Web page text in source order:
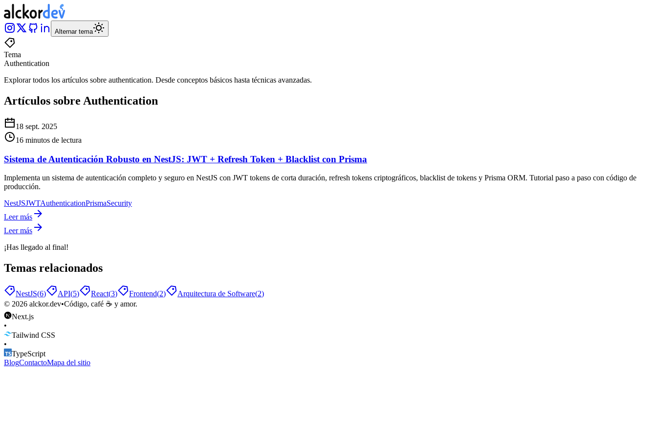
Alternar tema
Tema
Authentication
Explorar todos los artículos sobre authentication. Desde conceptos básicos hasta técnicas avanzadas.
Artículos sobre Authentication
18 sept. 2025
16 minutos de lectura
Sistema de Autenticación Robusto en NestJS: JWT + Refresh Token + Blacklist con Prisma
Implementa un sistema de autenticación completo y seguro en NestJS con JWT tokens de corta duración, refresh tokens criptográficos, blacklist de tokens y Prisma ORM. Tutorial paso a paso con código de
producción.
NestJSJWTAuthenticationPrismaSecurity
Leer más
Leer más
¡Has llegado al final!
Temas relacionados
NestJS(6) API(5) React(3) Frontend(2) Arquitectura de Software(2)
© 2026 alckor.dev•Código, café ☕ y amor.
Next.js
•
Tailwind CSS
•
TypeScript
BlogContactoMapa del sitio